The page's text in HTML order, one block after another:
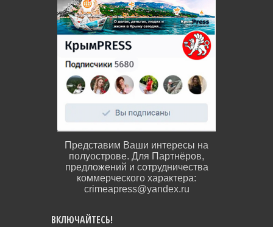
Представим Ваши интересы на
полуострове. Для Партнёров,
предложений и сотрудничества
коммерческого характера:
crimeapress@yandex.ru
ВКЛЮЧАЙТЕСЬ!